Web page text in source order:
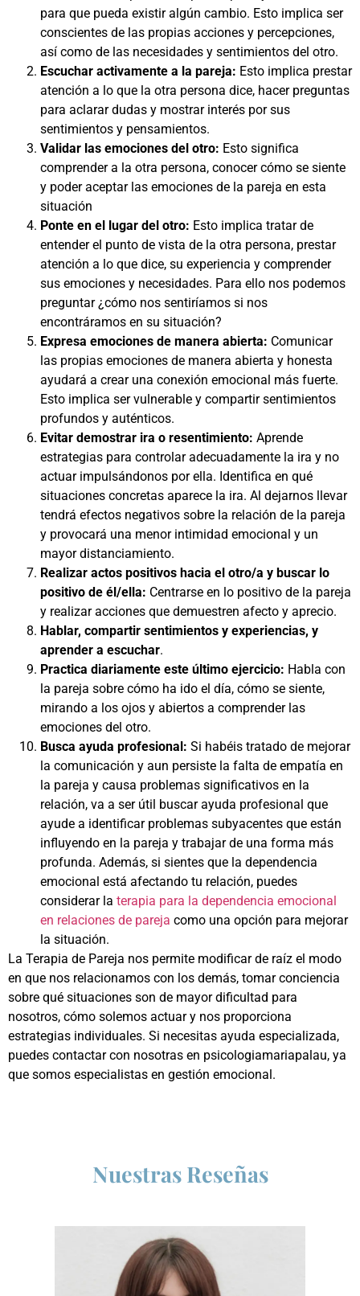
para que pueda existir algún cambio. Esto implica ser
conscientes de las propias acciones y percepciones,
así como de las necesidades y sentimientos del otro.
Escuchar activamente a la pareja: Esto implica prestar
atención a lo que la otra persona dice, hacer preguntas
para aclarar dudas y mostrar interés por sus
sentimientos y pensamientos.
Validar las emociones del otro: Esto significa
comprender a la otra persona, conocer cómo se siente
y poder aceptar las emociones de la pareja en esta
situación
Ponte en el lugar del otro: Esto implica tratar de
entender el punto de vista de la otra persona, prestar
atención a lo que dice, su experiencia y comprender
sus emociones y necesidades. Para ello nos podemos
preguntar ¿cómo nos sentiríamos si nos
encontráramos en su situación?
Expresa emociones de manera abierta: Comunicar
las propias emociones de manera abierta y honesta
ayudará a crear una conexión emocional más fuerte.
Esto implica ser vulnerable y compartir sentimientos
profundos y auténticos.
Evitar demostrar ira o resentimiento: Aprende
estrategias para controlar adecuadamente la ira y no
actuar impulsándonos por ella. Identifica en qué
situaciones concretas aparece la ira. Al dejarnos llevar
tendrá efectos negativos sobre la relación de la pareja
y provocará una menor intimidad emocional y un
mayor distanciamiento.
Realizar actos positivos hacia el otro/a y buscar lo
positivo de él/ella: Centrarse en lo positivo de la pareja
y realizar acciones que demuestren afecto y aprecio.
Hablar, compartir sentimientos y experiencias, y
aprender a escuchar.
Practica diariamente este último ejercicio: Habla con
la pareja sobre cómo ha ido el día, cómo se siente,
mirando a los ojos y abiertos a comprender las
emociones del otro.
Busca ayuda profesional: Si habéis tratado de mejorar
la comunicación y aun persiste la falta de empatía en
la pareja y causa problemas significativos en la
relación, va a ser útil buscar ayuda profesional que
ayude a identificar problemas subyacentes que están
influyendo en la pareja y trabajar de una forma más
profunda. Además, si sientes que la dependencia
emocional está afectando tu relación, puedes
considerar la terapia para la dependencia emocional
en relaciones de pareja como una opción para mejorar
la situación.
La Terapia de Pareja nos permite modificar de raíz el modo
en que nos relacionamos con los demás, tomar conciencia
sobre qué situaciones son de mayor dificultad para
nosotros, cómo solemos actuar y nos proporciona
estrategias individuales. Si necesitas ayuda especializada,
puedes contactar con nosotras en psicologiamariapalau, ya
que somos especialistas en gestión emocional.
Nuestras Reseñas